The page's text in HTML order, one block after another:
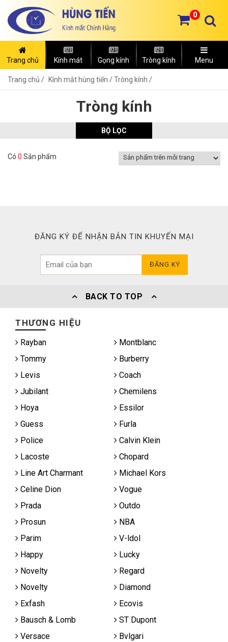
0
Trang chủ Kính mát Gọng kính Tròng kính Menu
Trang chủ Kính mắt hùng tiến /Tròng kính /
Tròng kính
BỘ LỌC
Có 0 Sản phẩm
ĐĂNG KÝ ĐỂ NHẬN BẢN TIN KHUYẾN MẠI
ĐĂNG KÝ
BACK TO TOP
THƯƠNG HIỆU
Rayban
Montblanc
Tommy
Burberry
Levis
Coach
Jubilant
Chemilens
Hoya
Essilor
Guess
Furla
Police
Calvin Klein
Lacoste
Chopard
Line Art Charmant
Michael Kors
Celine Dion
Vogue
Prada
Outdo
Prosun
NBA
Parim
V-ldol
Happy
Lucky
Novelty
Regard
Novelty
Diamond
Exfash
Ecovis
Bausch & Lomb
ST Dupont
Versace
Bvlgari